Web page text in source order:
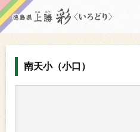
南天小（小口）